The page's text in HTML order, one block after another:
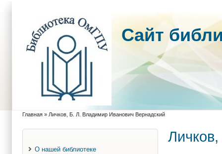
Cайт
Главная » Личков, Б. Л. Владимир Иванович Вернадский
О нашей библиотеке